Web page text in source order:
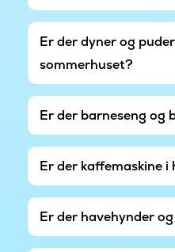
Er der dyner og
sommerhuset?
Er der barneseng og
Er der kaffemaskine i
Er der havehynder